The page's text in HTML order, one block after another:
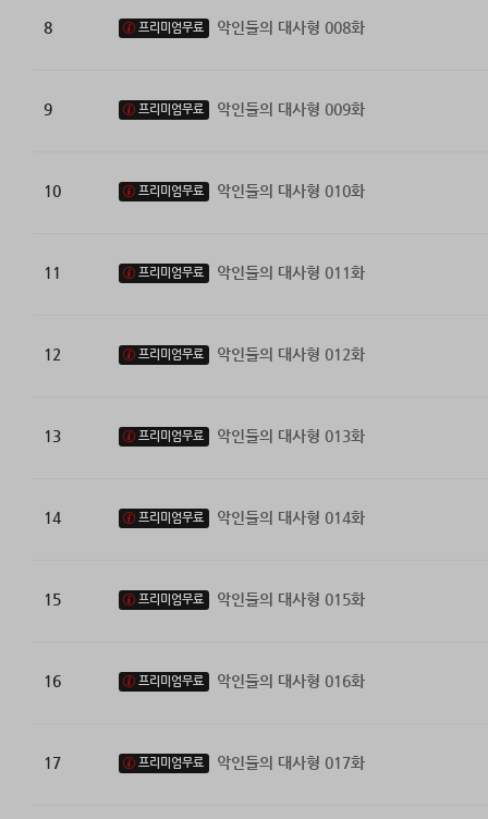
8 프리미엄무료 악인들의 대사형 008화
9 프리미엄무료 악인들의 대사형 009화
10 프리미엄무료 악인들의 대사형 010화
11 프리미엄무료 악인들의 대사형 011화
12 프리미엄무료 악인들의 대사형 012화
13 프리미엄무료 악인들의 대사형 013화
14 프리미엄무료 악인들의 대사형 014화
15 프리미엄무료 악인들의 대사형 015화
16 프리미엄무료 악인들의 대사형 016화
17 프리미엄무료 악인들의 대사형 017화